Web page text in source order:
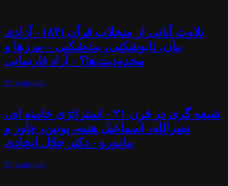
تلاوت آیاتی از منجلاب قرآن (۸۴) - آزادی
بیان، تابوشکنی، بت‌شکنی – مرزها و
محدودیت‌ها؟ - آزاد فارسانی
56 years ago
شیعه گری در قرن ۲۱ - استراتژی خامنه ای،
نصرالله، اسماعیل هنیه، پوتین، چاوز و
مادورو - دکتر جلال ایجادی
56 years ago